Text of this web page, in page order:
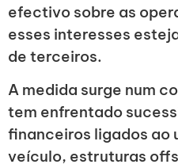
efectivo sobre as
esses interesses
de terceiros.
A medida surge num
tem enfrentado
financeiros ligados ao
veículo, estruturas